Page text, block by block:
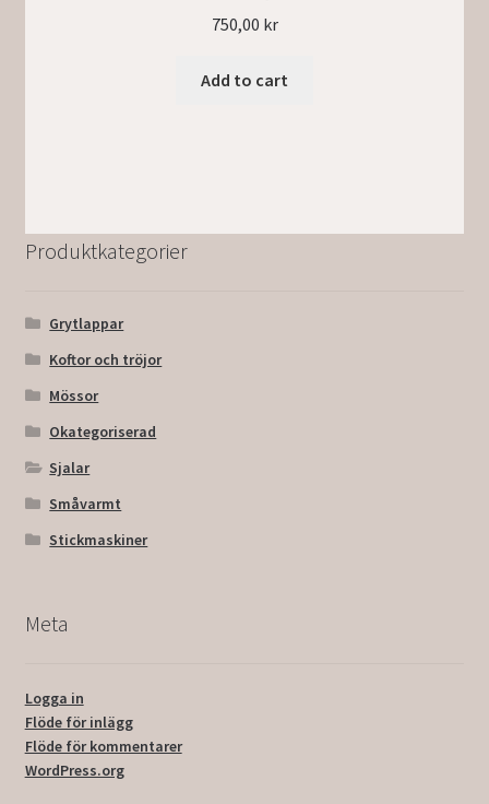
750,00 kr
Add to cart
Produktkategorier
Grytlappar
Koftor och tröjor
Mössor
Okategoriserad
Sjalar
Småvarmt
Stickmaskiner
Meta
Logga in
Flöde för inlägg
Flöde för kommentarer
WordPress.org